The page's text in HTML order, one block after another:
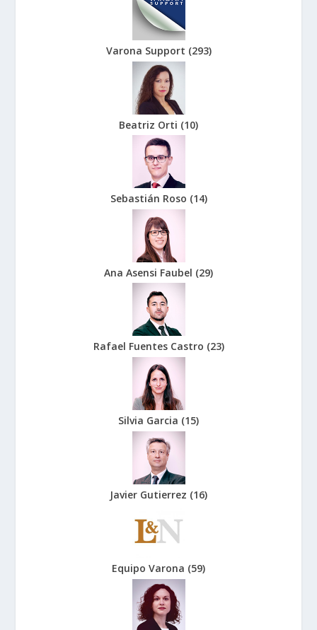
Varona Support (293)
Beatriz Orti (10)
Sebastián Roso (14)
Ana Asensi Faubel (29)
Rafael Fuentes Castro (23)
Silvia Garcia (15)
Javier Gutierrez (16)
Equipo Varona (59)